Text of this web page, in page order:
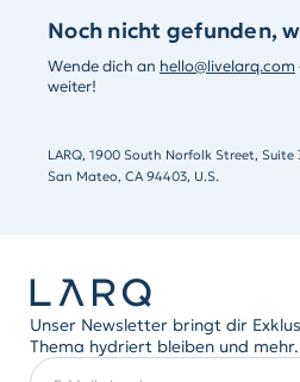
Noch nicht gefunden,
Wende dich an hello@livelarq.com
weiter!
LARQ, 1900 South Norfolk Street, Suite
San Mateo, CA 94403, U.S.
Unser Newsletter bringt dir
Thema hydriert bleiben und mehr.
E-Mail eingeben